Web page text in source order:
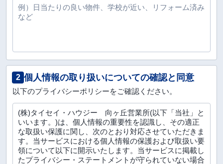
2 個人情報の取り扱いについての確認と同意
以下のプライバシーポリシーをご確認ください。
(株)タイセイ・ハウジー 向ヶ丘営業所(以下「当社」と
いいます。)は、個人情報の重要性を認識し、その適正
な取扱い保護に関し、次のとおり対応させていただきま
す。当サービスにおける個人情報の保護および取扱い要
領について以下に開示いたします。当サービスに掲載し
たプライバシー・ステートメントが守られていない場合